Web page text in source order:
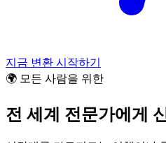
지금 변환 시작하기
🌍 모든 사람을 위한
전 세계 전문가에게